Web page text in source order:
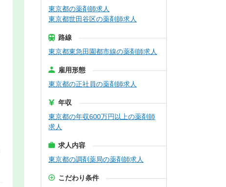
東京都の薬剤師求人
東京都世田谷区の薬剤師求人
路線
東京都東急田園都市線の薬剤師求人
雇用形態
東京都の正社員の薬剤師求人
年収
東京都の年収600万円以上の薬剤師
求人
求人内容
東京都の調剤薬局の薬剤師求人
こだわり条件